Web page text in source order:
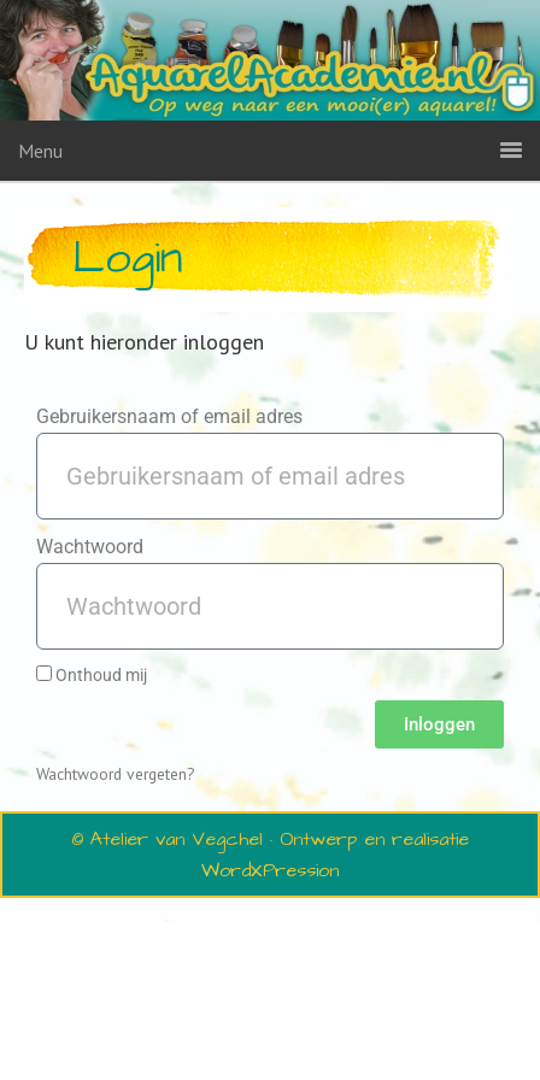
Menu
Login
U kunt hieronder inloggen
Gebruikersnaam of email adres
Wachtwoord
Onthoud mij
Inloggen
Wachtwoord vergeten?
© Atelier van Vegchel · Ontwerp en realisatie
WordXPression